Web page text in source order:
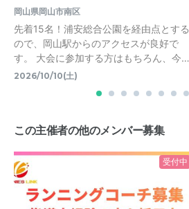
岡山県岡山市南区
先着15名！浦安総合公園を経由点とする
ので、岡山駅からのアクセスが良好で
す。 大会に参加する方はもちろん、今…
2026/10/10(土)
この主催者の他のメンバー募集
受付中